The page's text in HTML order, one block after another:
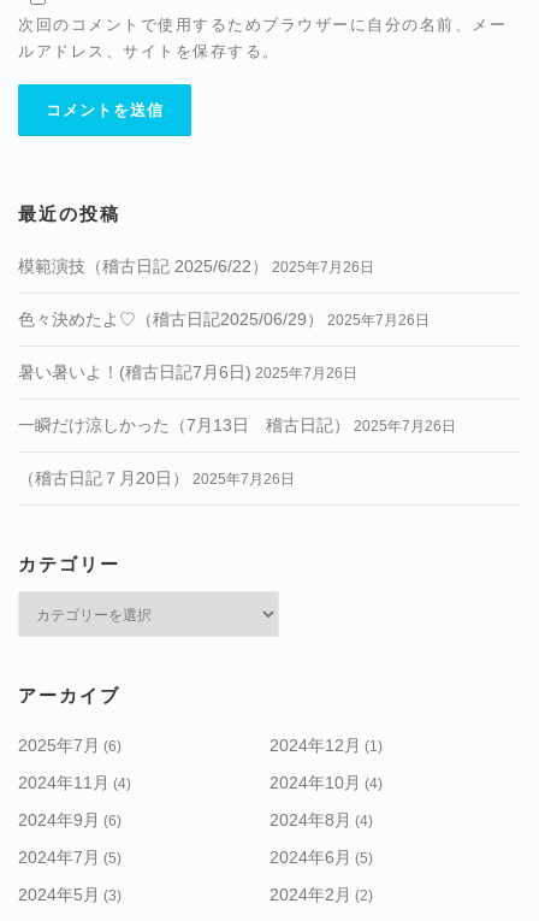
次回のコメントで使用するためブラウザーに自分の名前、メー
ルアドレス、サイトを保存する。
最近の投稿
模範演技（稽古日記 2025/6/22） 2025年7月26日
色々決めたよ♡（稽古日記2025/06/29） 2025年7月26日
暑い暑いよ！(稽古日記7月6日) 2025年7月26日
一瞬だけ涼しかった（7月13日 稽古日記） 2025年7月26日
（稽古日記７月20日） 2025年7月26日
カテゴリー
ー
アーカイブ
2025年7月 (6) 2024年12月 (1)
2024年11月 (4) 2024年10月 (4)
2024年9月 (6) 2024年8月 (4)
2024年7月 (5) 2024年6月 (5)
2024年5月 (3) 2024年2月 (2)